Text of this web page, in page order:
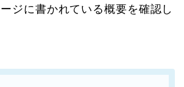
ジに書かれている概要を確認し